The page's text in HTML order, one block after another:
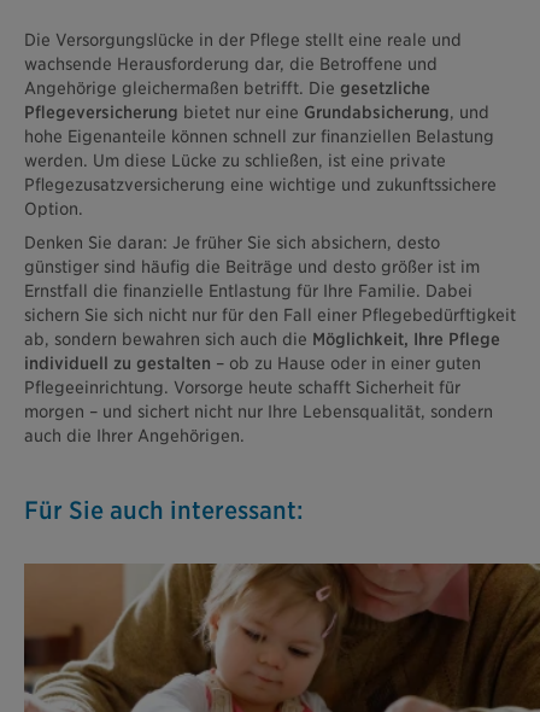
Die Versorgungslücke in der Pflege stellt eine reale und
wachsende Herausforderung dar, die Betroffene und
Angehörige gleichermaßen betrifft. Die gesetzliche
Pflegeversicherung bietet nur eine Grundabsicherung, und
hohe Eigenanteile können schnell zur finanziellen Belastung
werden. Um diese Lücke zu schließen, ist eine private
Pflegezusatzversicherung eine wichtige und zukunftssichere
Option.
Denken Sie daran: Je früher Sie sich absichern, desto
günstiger sind häufig die Beiträge und desto größer ist im
Ernstfall die finanzielle Entlastung für Ihre Familie. Dabei
sichern Sie sich nicht nur für den Fall einer Pflegebedürftigkeit
ab, sondern bewahren sich auch die Möglichkeit, Ihre Pflege
individuell zu gestalten – ob zu Hause oder in einer guten
Pflegeeinrichtung. Vorsorge heute schafft Sicherheit für
morgen – und sichert nicht nur Ihre Lebensqualität, sondern
auch die Ihrer Angehörigen.
Für Sie auch interessant: